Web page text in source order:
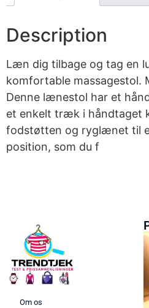
Description
Læn dig tilbage og tag en
komfortable massagestol.
Denne lænestol har et
et enkelt træk i håndtaget
fodstøtten og ryglænet til
position, som du f
Om os